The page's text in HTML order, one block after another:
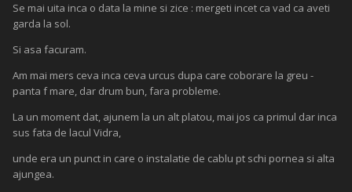
Se mai uita inca o data la mine si zice : mergeti incet ca vad ca aveti
garda la sol.
Si asa facuram.
Am mai mers ceva inca ceva urcus dupa care coborare la greu -
panta f mare, dar drum bun, fara probleme.
La un moment dat, ajunem la un alt platou, mai jos ca primul dar inca
sus fata de lacul Vidra,
unde era un punct in care o instalatie de cablu pt schi pornea si alta
ajungea.